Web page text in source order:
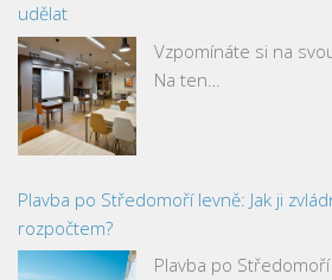
udělat
Vzpomínáte si na
Na ten…
Plavba po Středomoří levně: Jak ji
rozpočtem?
Plavba po